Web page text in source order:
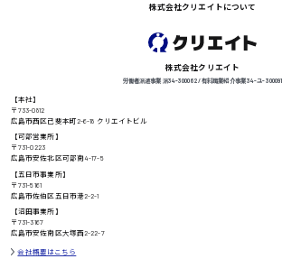
高知県
鳥取県
日給8000円〜
株式会社クリエイトについて
株式会社クリエイト
労働者派遣事業 派34-300062 / 有料職業紹介事業 34-ユ-300091
【本社】
〒733-0812
広島市西区己斐本町2-6-18 クリエイトビル
【可部営業所】
〒731-0223
広島市安佐北区可部南4-17-5
【五日市事業所】
〒731-5161
広島市佐伯区五日市港2-2-1
【沼田事業所】
〒731-3167
広島市安佐南区大塚西2-22-7
会社概要はこちら